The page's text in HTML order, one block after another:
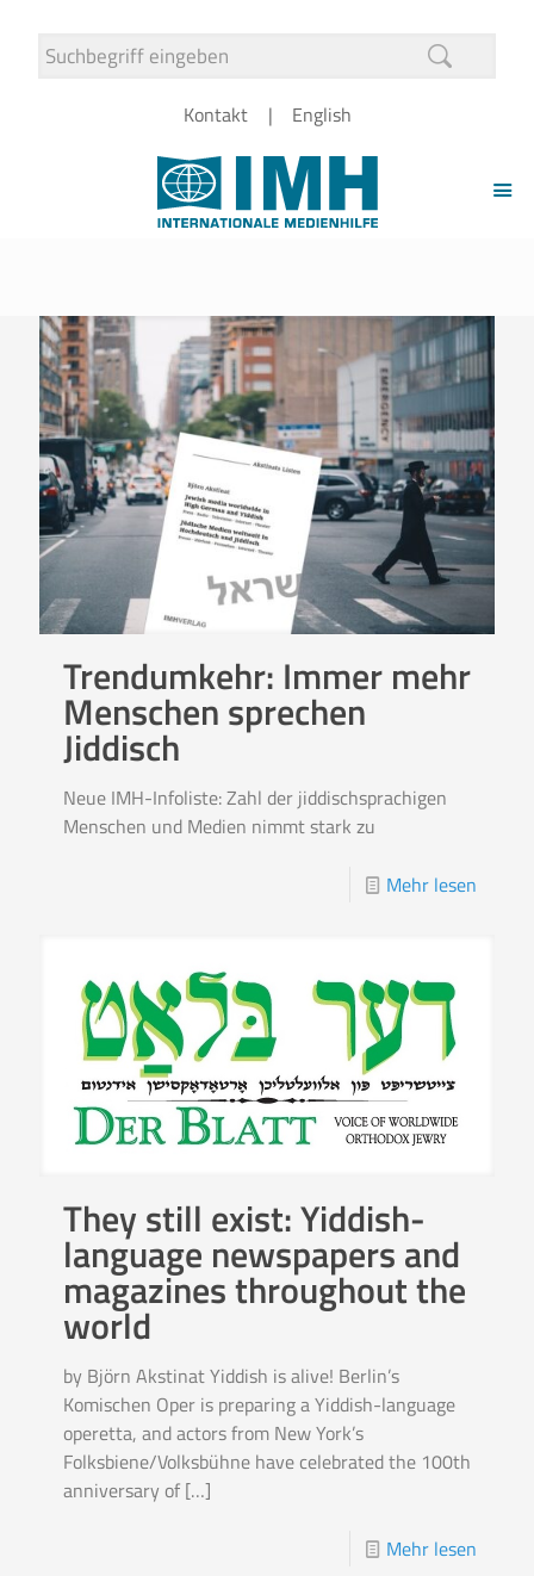
Kontakt English
Trendumkehr: Immer mehr
Menschen sprechen
Jiddisch
Neue IMH-Infoliste: Zahl der jiddischsprachigen
Menschen und Medien nimmt stark zu
Mehr lesen
They still exist: Yiddish-
language newspapers and
magazines throughout the
world
by Björn Akstinat Yiddish is alive! Berlin’s
Komischen Oper is preparing a Yiddish-language
operetta, and actors from New York’s
Folksbiene/Volksbühne have celebrated the 100th
anniversary of […]
Mehr lesen